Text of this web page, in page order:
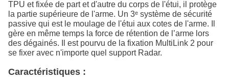
TPU et fixée de part et d'autre du corps de l'étui, il protège
la partie supérieure de l'arme. Un 3ᵉ système de sécurité
passive qui est le moulage de l'étui aux cotes de l'arme. Il
gère en même temps la force de rétention de l’arme lors
des dégainés. Il est pourvu de la fixation MultiLink 2 pour
se fixer avec n'importe quel support Radar.
Caractéristiques :